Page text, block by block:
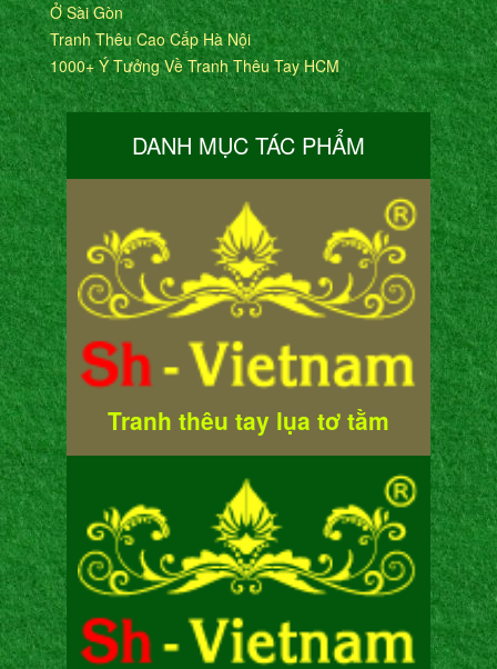
Ở Sài Gòn
Tranh Thêu Cao Cấp Hà Nội
1000+ Ý Tưởng Về Tranh Thêu Tay HCM
DANH MỤC TÁC PHẨM
Tranh thêu tay lụa tơ tằm